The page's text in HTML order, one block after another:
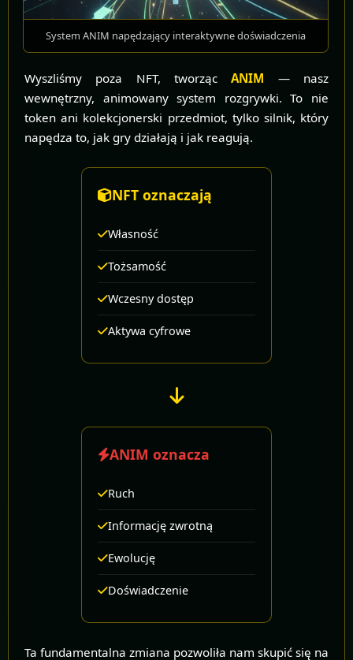
System ANIM napędzający interaktywne doświadczenia
Wyszliśmy poza NFT, tworzącANIM — nasz
wewnętrzny, animowany system rozgrywki. To nie
token ani kolekcjonerski przedmiot, tylko silnik, który
napędza to, jak gry działają i jak reagują.
NFT oznaczają
Własność
Tożsamość
Wczesny dostęp
Aktywa cyfrowe
ANIM oznacza
Ruch
Informację zwrotną
Ewolucję
Doświadczenie
Ta fundamentalna zmiana pozwoliła nam skupić się na